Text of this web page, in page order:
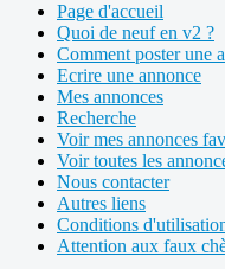
Page d'accueil
Quoi de neuf en v2 ?
Comment poster une
Ecrire une annonce
Mes annonces
Recherche
Voir mes annonces
Voir toutes les
Nous contacter
Autres liens
Conditions
Attention aux faux